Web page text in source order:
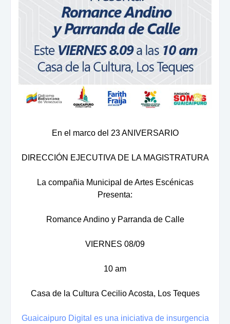
En el marco del 23 ANIVERSARIO
DIRECCIÓN EJECUTIVA DE LA MAGISTRATURA
La compañia Municipal de Artes Escénicas
Presenta:
Romance Andino y Parranda de Calle
VIERNES 08/09
10 am
Casa de la Cultura Cecilio Acosta, Los Teques
Guaicaipuro Digital es una iniciativa de insurgencia